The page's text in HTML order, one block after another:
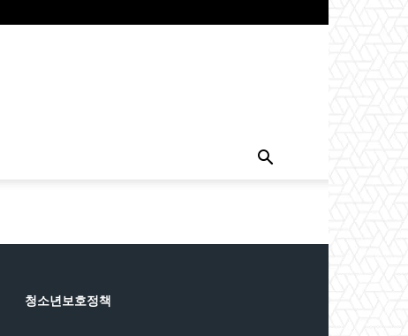
청소년보호정책